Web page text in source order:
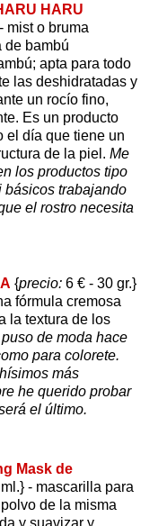
HARU
mist o bruma
de bambú
apta para todo
las deshidratadas y
un rocío fino,
Es un producto
el día que tiene un
de la piel. Me
los productos tipo
básicos trabajando
el rostro necesita
{precio: 6 € - 30 gr.}
fórmula cremosa
la textura de los
de moda hace
para colorete.
más
he querido probar
el último.
Mask de
- mascarilla para
de la misma